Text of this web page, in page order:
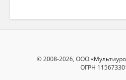
© 2008-2026, ООО
ОГРН